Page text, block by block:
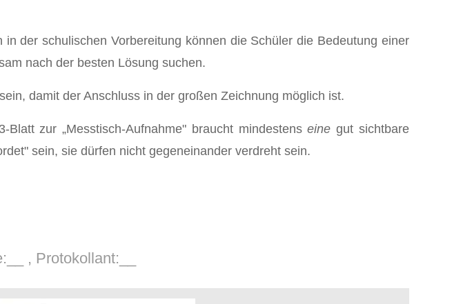
der schulischen Vorbereitung können die Schüler die Bedeutung einer
nach der besten Lösung suchen.
damit der Anschluss in der großen Zeichnung möglich ist.
zur „Messtisch-Aufnahme" braucht mindestenseine gut sichtbare
sein, sie dürfen nicht gegeneinander verdreht sein.
, Protokollant:__